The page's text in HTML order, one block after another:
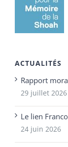
ACTUALITÉS
Rapport
29 juillet 2026
Le lien
24 juin 2026